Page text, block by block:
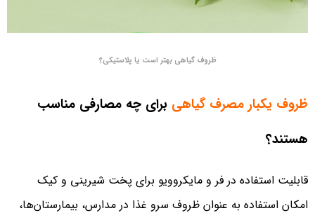
ظروف گیاهی بهتر است یا پلاستیکی؟
ظروف یکبار مصرف گیاهی برای چه مصارفی مناسب
هستند؟
قابلیت استفاده در فر و مایکروویو برای پخت شیرینی و کیک
امکان استفاده به عنوان ظروف سرو غذا در مدارس، بیمارستان‌ها،